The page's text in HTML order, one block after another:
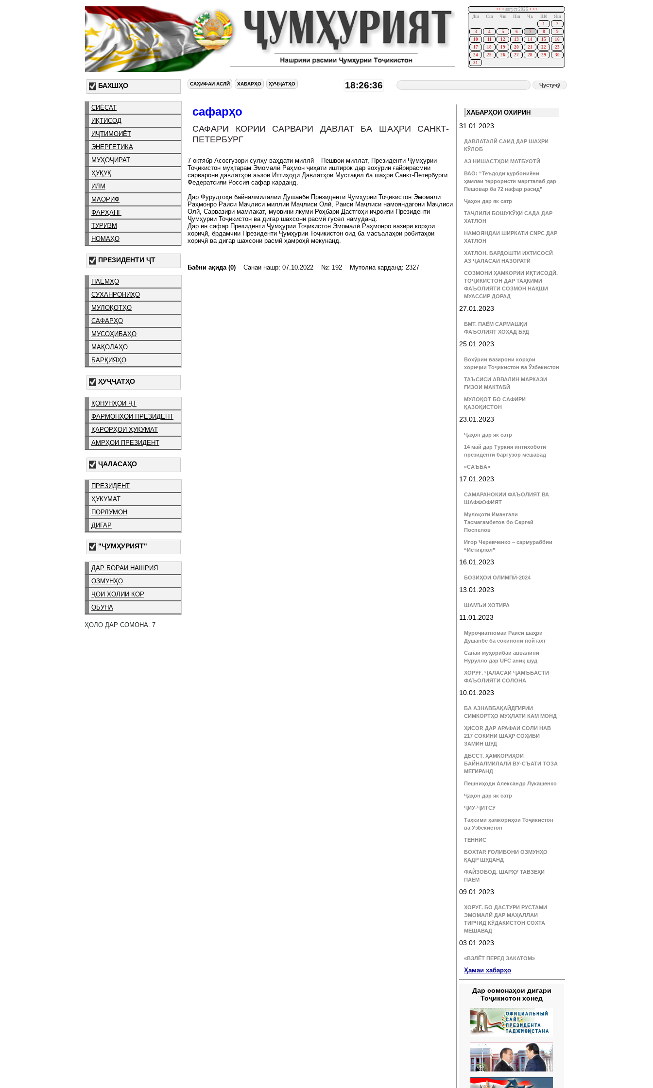
<< <август 2026 > >>
Дш
Сш Чш Пш Ҷъ Шб
Яш
1
2
3
4 5 6 7 8
9
10
11 12 13 14 15
16
17
18 19 20 21 22
23
24
25 26 27 28 29
30
31
БАХШҲО
СИЁСАТ
ИҚТИСОД
ИҶТИМОИЁТ
ЭНЕРГЕТИКА
МУҲОҶИРАТ
ҲУҚУҚ
ИЛМ
МАОРИФ
ФАРҲАНГ
ТУРИЗМ
НОМАҲО
ПРЕЗИДЕНТИ ҶТ
ПАЁМҲО
СУХАНРОНИҲО
МУЛОҚОТҲО
САФАРҲО
МУСОҲИБАҲО
МАҚОЛАҲО
БАРҚИЯҲО
ҲУҶҶАТҲО
ҚОНУНҲОИ ҶТ
ФАРМОНҲОИ ПРЕЗИДЕНТ
ҚАРОРҲОИ ҲУКУМАТ
АМРҲОИ ПРЕЗИДЕНТ
ҶАЛАСАҲО
ПРЕЗИДЕНТ
ҲУКУМАТ
ПОРЛУМОН
ДИГАР
"ҶУМҲУРИЯТ"
ДАР БОРАИ НАШРИЯ
ОЗМУНҲО
ҶОИ ХОЛИИ КОР
ОБУНА
ҲОЛО ДАР СОМОНА: 7
САҲИФАИ АСЛӢ ХАБАРҲО ҲУҶҶАТҲО 18:26:37
сафарҳо
САФАРИ КОРИИ САРВАРИ ДАВЛАТ БА ШАҲРИ САНКТ-
ПЕТЕРБУРГ
7 октябр Асосгузори сулҳу ваҳдати миллӣ – Пешвои миллат, Президенти Ҷумҳурии
Тоҷикистон муҳтарам Эмомалӣ Раҳмон ҷиҳати иштирок дар вохӯрии ғайрирасмии
сарварони давлатҳои аъзои Иттиҳоди Давлатҳои Мустақил ба шаҳри Санкт-Петербурги
Федератсияи Россия сафар карданд.
Дар Фурудгоҳи байналмилалии Душанбе Президенти Ҷумҳурии Тоҷикистон Эмомалӣ
Раҳмонро Раиси Маҷлиси миллии Маҷлиси Олӣ, Раиси Маҷлиси намояндагони Маҷлиси
Олӣ, Сарвазири мамлакат, муовини якуми Роҳбари Дастгоҳи иҷроияи Президенти
Ҷумҳурии Тоҷикистон ва дигар шахсони расмӣ гусел намуданд.
Дар ин сафар Президенти Ҷумҳурии Тоҷикистон Эмомалӣ Раҳмонро вазири корҳои
хориҷӣ, ёрдамчии Президенти Ҷумҳурии Тоҷикистон оид ба масъалаҳои робитаҳои
хориҷӣ ва дигар шахсони расмӣ ҳамроҳӣ мекунанд.
Баёни ақида (0) Санаи нашр: 07.10.2022 №: 192 Мутолиа карданд: 2327
ХАБАРҲОИ ОХИРИН
31.01.2023
ДАВЛАТАЛӢ САИД ДАР ШАҲРИ
КӮЛОБ
АЗ НИШАСТҲОИ МАТБУОТӢ
ВАО: “Теъдоди қурбониёни
ҳамлаи террористи маргталаб дар
Пешовар ба 72 нафар расид”
Ҷаҳон дар як сатр
ТАҶЛИЛИ БОШУКӮҲИ САДА ДАР
ХАТЛОН
НАМОЯНДАИ ШИРКАТИ CNPC ДАР
ХАТЛОН
ХАТЛОН. БАРДОШТИ ИХТИСОСӢ
АЗ ҶАЛАСАИ НАЗОРАТӢ
СОЗМОНИ ҲАМКОРИИ ИҚТИСОДӢ.
ТОҶИКИСТОН ДАР ТАҲКИМИ
ФАЪОЛИЯТИ СОЗМОН НАҚШИ
МУАССИР ДОРАД
27.01.2023
БМТ. ПАЁМ САРМАШҚИ
ФАЪОЛИЯТ ХОҲАД БУД
25.01.2023
Вохӯрии вазирони корҳои
хориҷии Тоҷикистон ва Ӯзбекистон
ТАЪСИСИ АВВАЛИН МАРКАЗИ
ҒИЗОИ МАКТАБӢ
МУЛОҚОТ БО САФИРИ
ҚАЗОҚИСТОН
23.01.2023
Ҷаҳон дар як сатр
14 май дар Туркия интихоботи
президентӣ баргузор мешавад
«САЪБА»
17.01.2023
САМАРАНОКИИ ФАЪОЛИЯТ ВА
ШАФФОФИЯТ
Мулоқоти Имангали
Тасмагамбетов бо Сергей
Поспелов
Игор Черевченко – сармураббии
“Истиқлол”
16.01.2023
БОЗИҲОИ ОЛИМПӢ-2024
13.01.2023
ШАМЪИ ХОТИРА
11.01.2023
Муроҷиатномаи Раиси шаҳри
Душанбе ба сокинони пойтахт
Санаи муҳорибаи аввалини
Нурулло дар UFC аниқ шуд
ХОРУҒ. ҶАЛАСАИ ҶАМЪБАСТИ
ФАЪОЛИЯТИ СОЛОНА
10.01.2023
БА АЗНАВБАҚАЙДГИРИИ
СИМКОРТҲО МУҲЛАТИ КАМ МОНД
ҲИСОР. ДАР АРАФАИ СОЛИ НАВ
217 СОКИНИ ШАҲР СОҲИБИ
ЗАМИН ШУД
ДБССТ. ҲАМКОРИҲОИ
БАЙНАЛМИЛАЛӢ ВУ-СЪАТИ ТОЗА
МЕГИРАНД
Пешниҳоди Александр Лукашенко
Ҷаҳон дар як сатр
ҶИУ-ҶИТСУ
Таҳкими ҳамкориҳои Тоҷикистон
ва Ӯзбекистон
ТЕННИС
БОХТАР. ҒОЛИБОНИ ОЗМУНҲО
ҚАДР ШУДАНД
ФАЙЗОБОД. ШАРҲУ ТАВЗЕҲИ
ПАЁМ
09.01.2023
ХОРУҒ. БО ДАСТУРИ РУСТАМИ
ЭМОМАЛӢ ДАР МАҲАЛЛАИ
ТИРЧИД КӮДАКИСТОН СОХТА
МЕШАВАД
03.01.2023
«ВЗЛЁТ ПЕРЕД ЗАКАТОМ»
Ҳамаи хабарҳо
Дар сомонаҳои дигари
Тоҷикистон хонед